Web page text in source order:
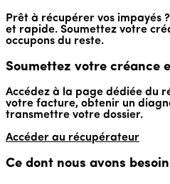
Prêt à récupérer vos impayés
et rapide. Soumettez votre
occupons du reste.
Soumettez votre créance
Accédez à la page dédiée du
votre facture, obtenir un
transmettre votre dossier.
Accéder au récupérateur
Ce dont nous avons besoin